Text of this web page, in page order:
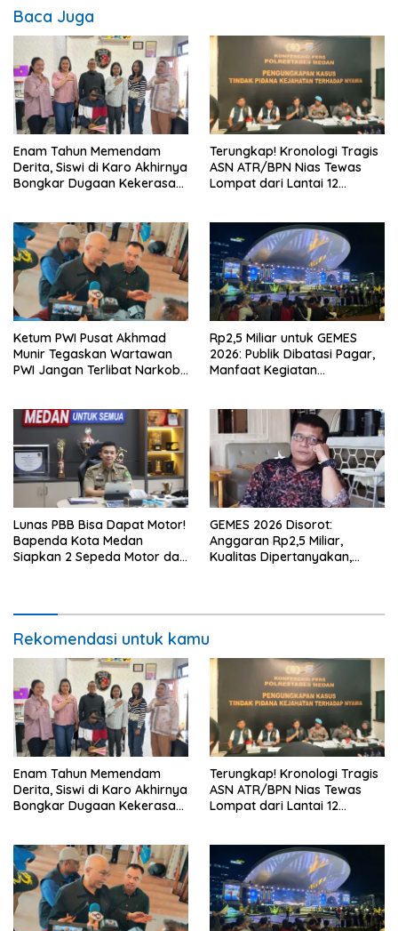
Baca Juga
Enam Tahun Memendam
Derita, Siswi di Karo Akhirnya
Bongkar Dugaan Kekerasan
Terungkap! Kronologi Tragis
ASN ATR/BPN Nias Tewas
Lompat dari Lantai 12
Ketum PWI Pusat Akhmad
Munir Tegaskan Wartawan
PWI Jangan Terlibat Narkoba
Rp2,5 Miliar untuk GEMES
2026: Publik Dibatasi Pagar,
Manfaat Kegiatan
Lunas PBB Bisa Dapat Motor!
Bapenda Kota Medan
Siapkan 2 Sepeda Motor dan
GEMES 2026 Disorot:
Anggaran Rp2,5 Miliar,
Kualitas Dipertanyakan,
Rekomendasi untuk kamu
Enam Tahun Memendam
Derita, Siswi di Karo Akhirnya
Bongkar Dugaan Kekerasan
Terungkap! Kronologi Tragis
ASN ATR/BPN Nias Tewas
Lompat dari Lantai 12